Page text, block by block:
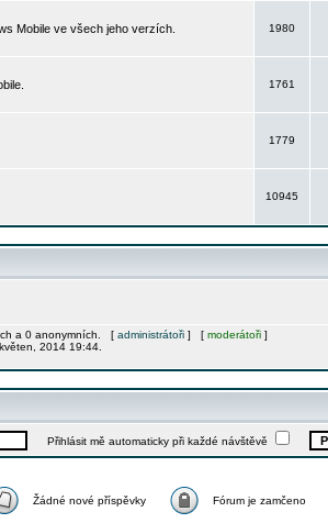
Mobile ve všech jeho verzích.
1980
1761
1779
10945
a 0 anonymních. [ administrátoři ] [ moderátoři ]
2014 19:44.
Přihlásit mě automaticky při každé návštěvě
Žádné nové příspěvky Fórum je zamčeno